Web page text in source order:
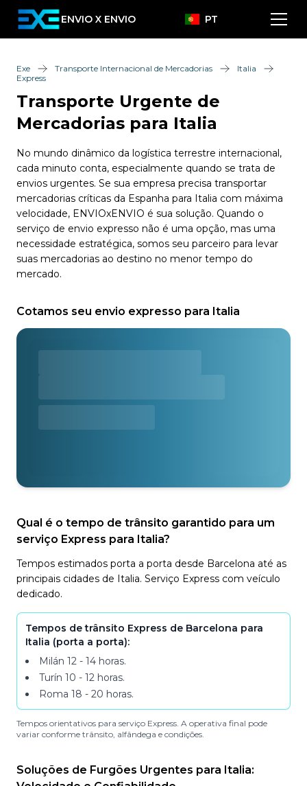
ENVIO X ENVIO PT
Exe Transporte Internacional de Mercadorias
Italia
Express
Transporte Urgente de
Mercadorias para Italia
No mundo dinâmico da logística terrestre internacional,
cada minuto conta, especialmente quando se trata de
envios urgentes. Se sua empresa precisa transportar
mercadorias críticas da Espanha para Italia com máxima
velocidade, ENVIOxENVIO é sua solução. Quando o
serviço de envio expresso não é uma opção, mas uma
necessidade estratégica, somos seu parceiro para levar
suas mercadorias ao destino no menor tempo do
mercado.
Cotamos seu envio expresso para Italia
Qual é o tempo de trânsito garantido para um
serviço Express para Italia?
Tempos estimados porta a porta desde Barcelona até as
principais cidades de Italia. Serviço Express com veículo
dedicado.
Tempos de trânsito Express de Barcelona para
Italia (porta a porta):
Milán 12 - 14 horas.
Turín 10 - 12 horas.
Roma 18 - 20 horas.
Tempos orientativos para serviço Express. A operativa final pode
variar conforme trânsito, alfândega e condições.
Soluções de Furgões Urgentes para Italia: